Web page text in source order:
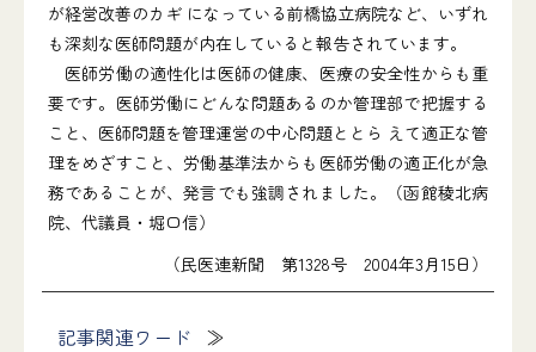
が経営改善のカギ になっている前橋協立病院など、いずれ
も深刻な医師問題が内在していると報告されています。
医師労働の適性化は医師の健康、医療の安全性からも重
要です。医師労働にどんな問題あるのか管理部で把握する
こと、医師問題を管理運営の中心問題ととら えて適正な管
理をめざすこと、労働基準法からも医師労働の適正化が急
務であることが、発言でも強調されました。（函館稜北病
院、代議員・堀口信）
（民医連新聞 第1328号 2004年3月15日）
記事関連ワード